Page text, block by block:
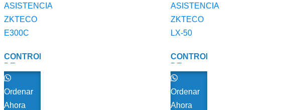
CONTROL
DE
ASISTENCIA
E300C
Ordenar
Ahora
CONTROL
DE
ASISTENCIA
LX-50
Ordenar
Ahora